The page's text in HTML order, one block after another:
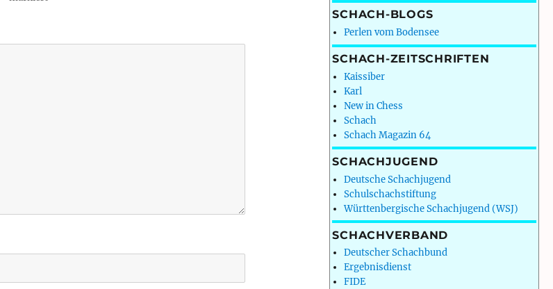
SCHACH-BLOGS
Perlen vom Bodensee
SCHACH-ZEITSCHRIFTEN
Kaissiber
Karl
New in Chess
Schach
Schach Magazin 64
SCHACHJUGEND
Deutsche Schachjugend
Schulschachstiftung
Württenbergische Schachjugend (WSJ)
SCHACHVERBAND
Deutscher Schachbund
Ergebnisdienst
FIDE